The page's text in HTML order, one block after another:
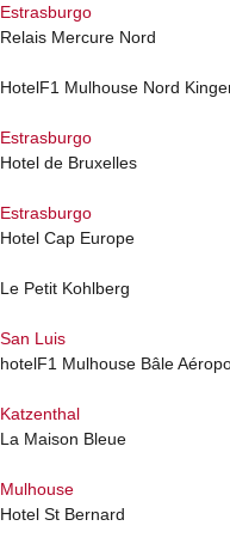
Estrasburgo
Relais Mercure Nord
HotelF1 Mulhouse Nord
Estrasburgo
Hotel de Bruxelles
Estrasburgo
Hotel Cap Europe
Le Petit Kohlberg
San Luis
hotelF1 Mulhouse Bâle
Katzenthal
La Maison Bleue
Mulhouse
Hotel St Bernard